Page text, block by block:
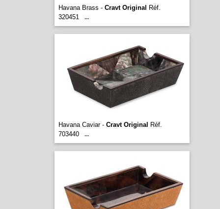
Havana Brass - Cravt Original Réf.
320451
...
Havana Caviar - Cravt Original Réf.
703440
...